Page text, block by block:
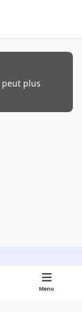
peut plus
Menu